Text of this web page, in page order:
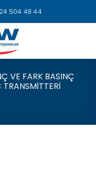
504 48 44
VE FARK BASINÇ
TRANSMITTERI